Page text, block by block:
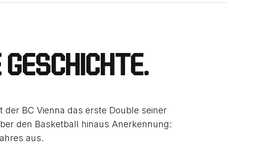
BC Vienna das erste Double seiner
den Basketball hinaus Anerkennung:
aus.